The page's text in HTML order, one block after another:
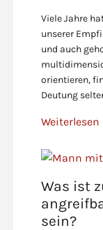
Viele Jahre
unserer
und auch
orientieren,
Deutung
Weiterlesen
Was ist
sein?